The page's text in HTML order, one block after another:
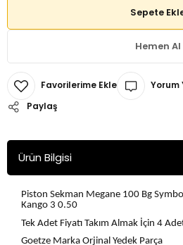
Sepete
Hemen Al
Yorum
Paylaş
Ürün Bilgisi
Piston Sekman Megane 100 Bg
Kango 3 0.50
Tek Adet Fiyatı Takım Almak İçin 4 Adet
Goetze Marka Orjinal Yedek Parça